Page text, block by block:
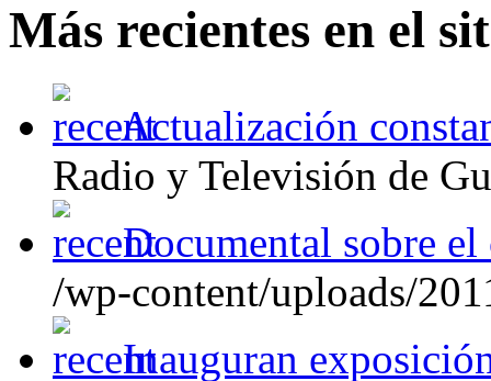
Más recientes en el
Actualización
Radio y Televisión de
Documental sobre
/wp-content/uploads/
Inauguran